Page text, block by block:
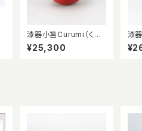
漆器小筥Curumi（くる
み）朱漆 マグネットタ
イプ 絹袋付 ペット
¥25,300
漆
み
ト